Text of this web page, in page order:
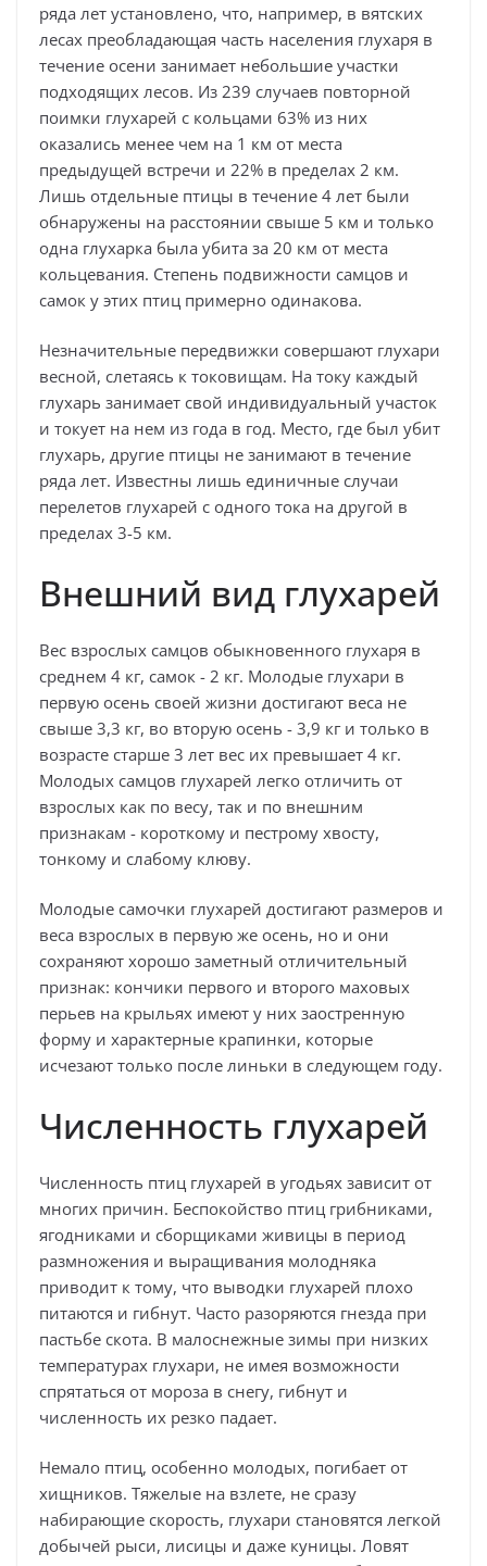
ряда лет установлено, что, например, в вятских
лесах преобладающая часть населения глухаря в
течение осени занимает небольшие участки
подходящих лесов. Из 239 случаев повторной
поимки глухарей с кольцами 63% из них
оказались менее чем на 1 км от места
предыдущей встречи и 22% в пределах 2 км.
Лишь отдельные птицы в течение 4 лет были
обнаружены на расстоянии свыше 5 км и только
одна глухарка была убита за 20 км от места
кольцевания. Степень подвижности самцов и
самок у этих птиц примерно одинакова.
Незначительные передвижки совершают глухари
весной, слетаясь к токовищам. На току каждый
глухарь занимает свой индивидуальный участок
и токует на нем из года в год. Место, где был убит
глухарь, другие птицы не занимают в течение
ряда лет. Известны лишь единичные случаи
перелетов глухарей с одного тока на другой в
пределах 3-5 км.
Внешний вид глухарей
Вес взрослых самцов обыкновенного глухаря в
среднем 4 кг, самок - 2 кг. Молодые глухари в
первую осень своей жизни достигают веса не
свыше 3,3 кг, во вторую осень - 3,9 кг и только в
возрасте старше 3 лет вес их превышает 4 кг.
Молодых самцов глухарей легко отличить от
взрослых как по весу, так и по внешним
признакам - короткому и пестрому хвосту,
тонкому и слабому клюву.
Молодые самочки глухарей достигают размеров и
веса взрослых в первую же осень, но и они
сохраняют хорошо заметный отличительный
признак: кончики первого и второго маховых
перьев на крыльях имеют у них заостренную
форму и характерные крапинки, которые
исчезают только после линьки в следующем году.
Численность глухарей
Численность птиц глухарей в угодьях зависит от
многих причин. Беспокойство птиц грибниками,
ягодниками и сборщиками живицы в период
размножения и выращивания молодняка
приводит к тому, что выводки глухарей плохо
питаются и гибнут. Часто разоряются гнезда при
пастьбе скота. В малоснежные зимы при низких
температурах глухари, не имея возможности
спрятаться от мороза в снегу, гибнут и
численность их резко падает.
Немало птиц, особенно молодых, погибает от
хищников. Тяжелые на взлете, не сразу
набирающие скорость, глухари становятся легкой
добычей рыси, лисицы и даже куницы. Ловят